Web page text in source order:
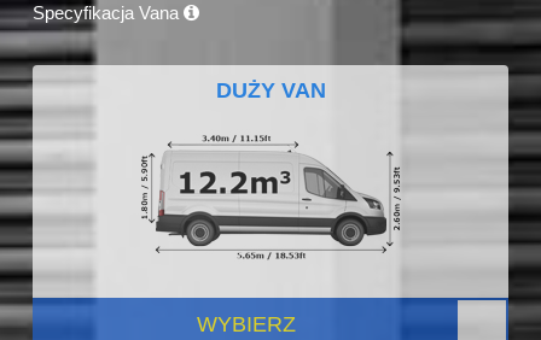
Specyfikacja Vana
DUŻY VAN
WYBIERZ